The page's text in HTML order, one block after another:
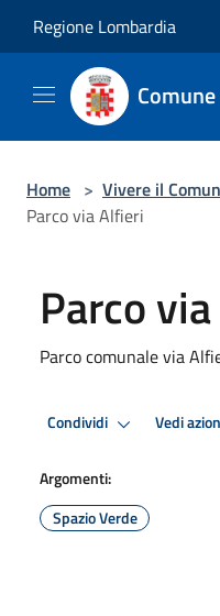
Regione Lombardia
Home > Vivere il
Parco via Alfieri
Parco
Parco comunale via
Condividi Vedi
Argomenti:
Spazio Verde